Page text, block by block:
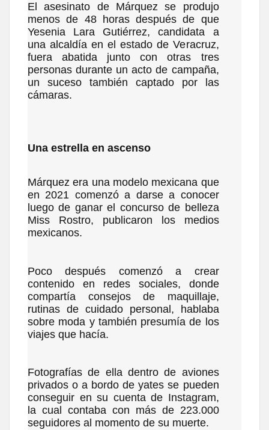
El asesinato de Márquez se produjo
menos de 48 horas después de que
Yesenia Lara Gutiérrez, candidata a
una alcaldía en el estado de Veracruz,
fuera abatida junto con otras tres
personas durante un acto de campaña,
un suceso también captado por las
cámaras.
Una estrella en ascenso
Márquez era una modelo mexicana que
en 2021 comenzó a darse a conocer
luego de ganar el concurso de belleza
Miss Rostro, publicaron los medios
mexicanos.
Poco después comenzó a crear
contenido en redes sociales, donde
compartía consejos de maquillaje,
rutinas de cuidado personal, hablaba
sobre moda y también presumía de los
viajes que hacía.
Fotografías de ella dentro de aviones
privados o a bordo de yates se pueden
conseguir en su cuenta de Instagram,
la cual contaba con más de 223.000
seguidores al momento de su muerte.